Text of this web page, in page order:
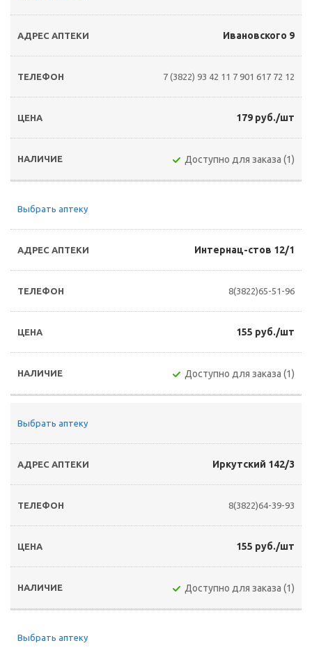
Ивановского 9
7 (3822) 93 42 11 7 901 617 72 12
179 руб./шт
Доступно для заказа (1)
Выбрать аптеку
Интернац-стов 12/1
8(3822)65-51-96
155 руб./шт
Доступно для заказа (1)
Выбрать аптеку
Иркутский 142/3
8(3822)64-39-93
155 руб./шт
Доступно для заказа (1)
Выбрать аптеку